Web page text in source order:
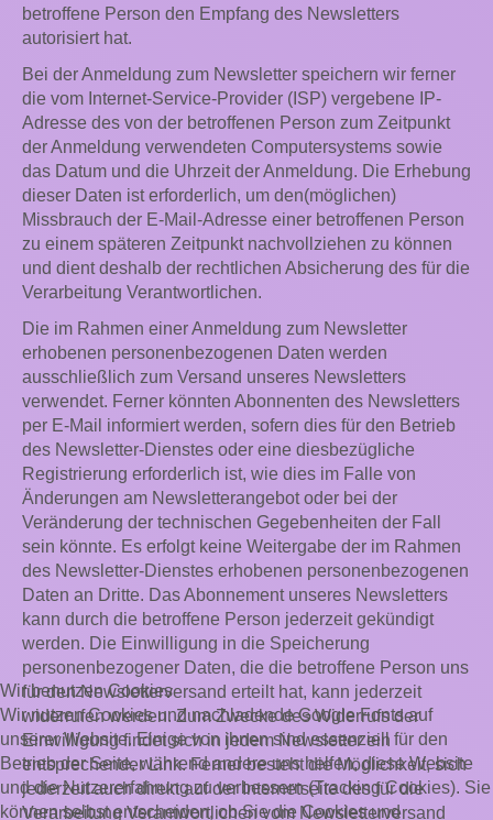
betroffene Person den Empfang des Newsletters
autorisiert hat.
Bei der Anmeldung zum Newsletter speichern wir ferner
die vom Internet-Service-Provider (ISP) vergebene IP-
Adresse des von der betroffenen Person zum Zeitpunkt
der Anmeldung verwendeten Computersystems sowie
das Datum und die Uhrzeit der Anmeldung. Die Erhebung
dieser Daten ist erforderlich, um den(möglichen)
Missbrauch der E-Mail-Adresse einer betroffenen Person
zu einem späteren Zeitpunkt nachvollziehen zu können
und dient deshalb der rechtlichen Absicherung des für die
Verarbeitung Verantwortlichen.
Die im Rahmen einer Anmeldung zum Newsletter
erhobenen personenbezogenen Daten werden
ausschließlich zum Versand unseres Newsletters
verwendet. Ferner könnten Abonnenten des Newsletters
per E-Mail informiert werden, sofern dies für den Betrieb
des Newsletter-Dienstes oder eine diesbezügliche
Registrierung erforderlich ist, wie dies im Falle von
Änderungen am Newsletterangebot oder bei der
Veränderung der technischen Gegebenheiten der Fall
sein könnte. Es erfolgt keine Weitergabe der im Rahmen
des Newsletter-Dienstes erhobenen personenbezogenen
Daten an Dritte. Das Abonnement unseres Newsletters
kann durch die betroffene Person jederzeit gekündigt
werden. Die Einwilligung in die Speicherung
personenbezogener Daten, die die betroffene Person uns
für den Newsletterversand erteilt hat, kann jederzeit
widerrufen werden. Zum Zwecke des Widerrufs der
Einwilligung findet sich in jedem Newsletter ein
entsprechender Link. Ferner besteht die Möglichkeit, sich
jederzeit auch direkt auf der Internetseite des für die
Verarbeitung Verantwortlichen vom Newsletterversand
Wir benutzen Cookies
Wir nutzen Cookies und nachladende Google Fonts auf
unserer Website. Einige von ihnen sind essenziell für den
Betrieb der Seite, während andere uns helfen, diese Website
und die Nutzererfahrung zu verbessern (Tracking Cookies). Sie
können selbst entscheiden, ob Sie die Cookies und